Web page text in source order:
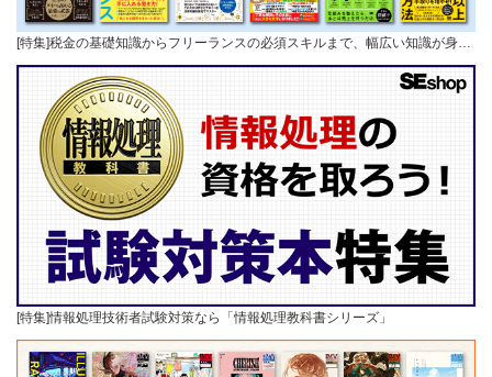
[特集]税金の基礎知識からフリーランスの必須スキルまで、幅広い知識が身…
[特集]情報処理技術者試験対策なら「情報処理教科書シリーズ」